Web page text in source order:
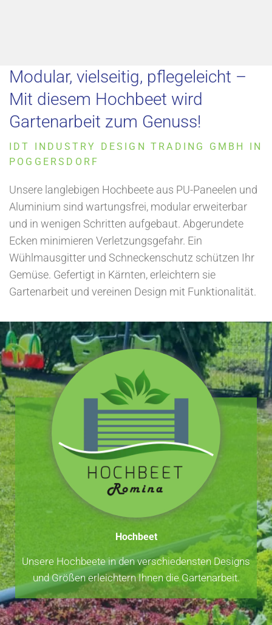
Modular, vielseitig, pflegeleicht –
Mit diesem Hochbeet wird
Gartenarbeit zum Genuss!
IDT INDUSTRY DESIGN TRADING GMBH IN
POGGERSDORF
Unsere langlebigen Hochbeete aus PU-Paneelen und
Aluminium sind wartungsfrei, modular erweiterbar
und in wenigen Schritten aufgebaut. Abgerundete
Ecken minimieren Verletzungsgefahr. Ein
Wühlmausgitter und Schneckenschutz schützen Ihr
Gemüse. Gefertigt in Kärnten, erleichtern sie
Gartenarbeit und vereinen Design mit Funktionalität.
Hochbeet
Unsere Hochbeete in den verschiedensten Designs
und Größen erleichtern Ihnen die Gartenarbeit.